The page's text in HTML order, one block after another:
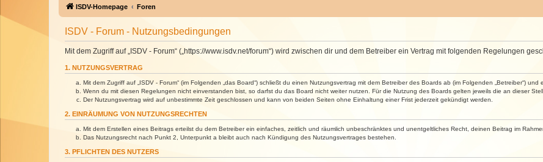
ISDV-Homepage Foren
ISDV - Forum - Nutzungsbedingungen
Mit dem Zugriff auf „ISDV - Forum“ („https://www.isdv.net/forum“) wird zwischen dir und dem Betreiber ein Vertrag mit folgenden Regelungen
1. NUTZUNGSVERTRAG
Mit dem Zugriff auf „ISDV - Forum“ (im Folgenden „das Board“) schließt du einen Nutzungsvertrag mit dem Betreiber des Boards ab (im Folgenden „Betreiber“)
Wenn du mit diesen Regelungen nicht einverstanden bist, so darfst du das Board nicht weiter nutzen. Für die Nutzung des Boards gelten jeweils die an dieser
Der Nutzungsvertrag wird auf unbestimmte Zeit geschlossen und kann von beiden Seiten ohne Einhaltung einer Frist jederzeit gekündigt werden.
2. EINRÄUMUNG VON NUTZUNGSRECHTEN
Mit dem Erstellen eines Beitrags erteilst du dem Betreiber ein einfaches, zeitlich und räumlich unbeschränktes und unentgeltliches Recht, deinen Beitrag im
Das Nutzungsrecht nach Punkt 2, Unterpunkt a bleibt auch nach Kündigung des Nutzungsvertrages bestehen.
3. PFLICHTEN DES NUTZERS